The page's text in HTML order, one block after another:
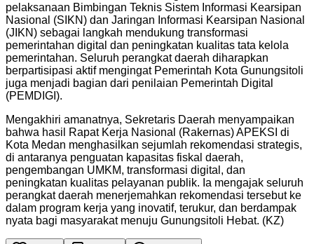
pelaksanaan Bimbingan Teknis Sistem Informasi Kearsipan
Nasional (SIKN) dan Jaringan Informasi Kearsipan Nasional
(JIKN) sebagai langkah mendukung transformasi
pemerintahan digital dan peningkatan kualitas tata kelola
pemerintahan. Seluruh perangkat daerah diharapkan
berpartisipasi aktif mengingat Pemerintah Kota Gunungsitoli
juga menjadi bagian dari penilaian Pemerintah Digital
(PEMDIGI).
Mengakhiri amanatnya, Sekretaris Daerah menyampaikan
bahwa hasil Rapat Kerja Nasional (Rakernas) APEKSI di
Kota Medan menghasilkan sejumlah rekomendasi strategis,
di antaranya penguatan kapasitas fiskal daerah,
pengembangan UMKM, transformasi digital, dan
peningkatan kualitas pelayanan publik. Ia mengajak seluruh
perangkat daerah menerjemahkan rekomendasi tersebut ke
dalam program kerja yang inovatif, terukur, dan berdampak
nyata bagi masyarakat menuju Gunungsitoli Hebat. (KZ)